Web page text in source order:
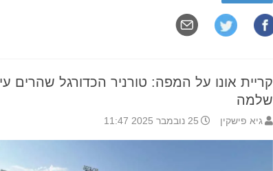
קריית אונו על המפה: טורניר הכדורגל שהרים
שלמה
גיא פישקין 25 נובמבר 2025 11:47